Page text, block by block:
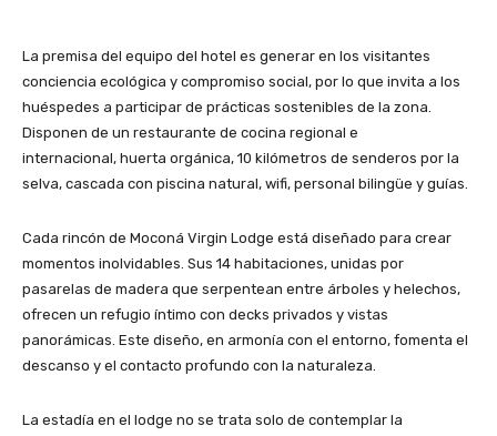
La premisa del equipo del hotel es generar en los visitantes
conciencia ecológica y compromiso social, por lo que invita a los
huéspedes a participar de prácticas sostenibles de la zona.
Disponen de un restaurante de cocina regional e
internacional, huerta orgánica, 10 kilómetros de senderos por la
selva, cascada con piscina natural, wifi, personal bilingüe y guías.
Cada rincón de Moconá Virgin Lodge está diseñado para crear
momentos inolvidables. Sus 14 habitaciones, unidas por
pasarelas de madera que serpentean entre árboles y helechos,
ofrecen un refugio íntimo con decks privados y vistas
panorámicas. Este diseño, en armonía con el entorno, fomenta el
descanso y el contacto profundo con la naturaleza.
La estadía en el lodge no se trata solo de contemplar la